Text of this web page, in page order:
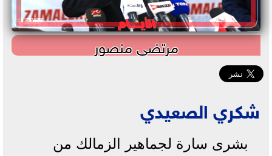
مرتضى منصور
شكري الصعيدي
بشرى سارة لجماهير الزمالك من